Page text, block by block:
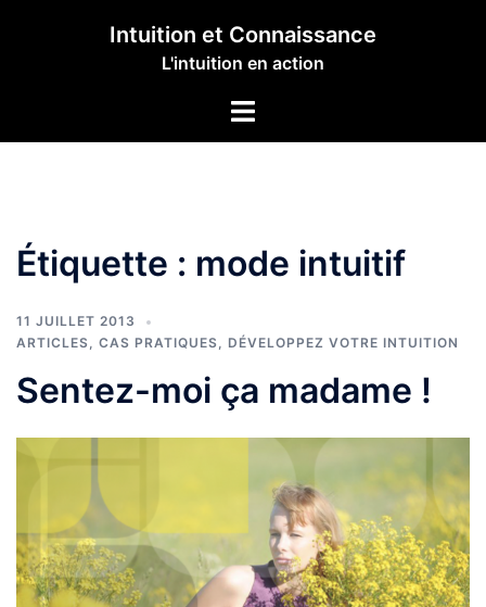
Intuition et Connaissance
L'intuition en action
Ouvrir/fermer
Étiquette : mode intuitif
11 JUILLET 2013
ARTICLES, CAS PRATIQUES, DÉVELOPPEZ VOTRE INTUITION
Sentez-moi ça madame !